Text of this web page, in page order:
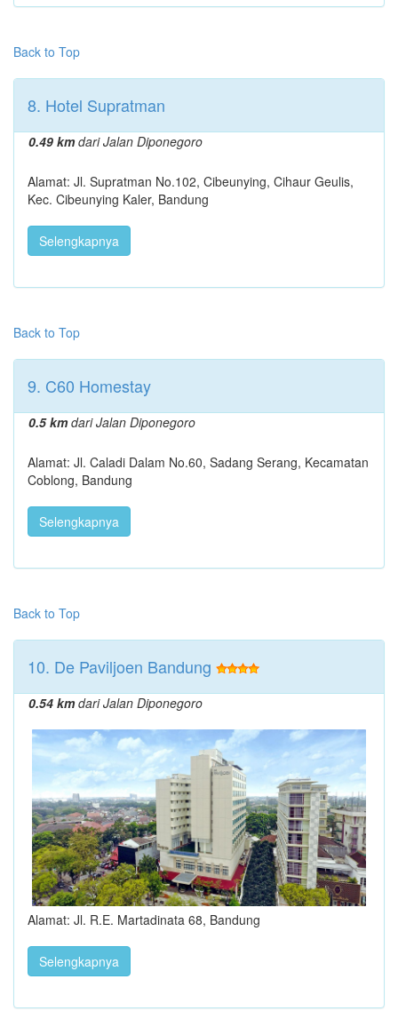
Back to Top
8. Hotel Supratman
0.49 kmdari Jalan Diponegoro
Alamat: Jl. Supratman No.102, Cibeunying, Cihaur Geulis,
Kec. Cibeunying Kaler, Bandung
Selengkapnya
Back to Top
9. C60 Homestay
0.5 kmdari Jalan Diponegoro
Alamat: Jl. Caladi Dalam No.60, Sadang Serang, Kecamatan
Coblong, Bandung
Selengkapnya
Back to Top
10. De Paviljoen Bandung
0.54 kmdari Jalan Diponegoro
Alamat: Jl. R.E. Martadinata 68, Bandung
Selengkapnya